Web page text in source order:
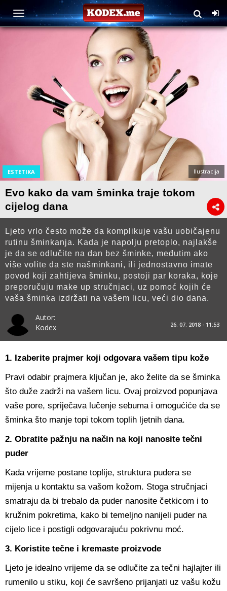
ESTETIKA Ilustracija
Evo kako da vam šminka traje tokom
cijelog dana
Ljeto vrlo često može da komplikuje vašu uobičajenu
rutinu šminkanja. Kada je napolju pretoplo, najlakše
je da se odlučite na dan bez šminke, međutim ako
više volite da ste našminkani, ili jednostavno imate
povod koji zahtijeva šminku, postoji par koraka, koje
preporučuju make up stručnjaci, uz pomoć kojih će
vaša šminka izdržati na vašem licu, veći dio dana.
Autor:
Kodex
26. 07. 2018 - 11:53
1. Izaberite prajmer koji odgovara vašem tipu kože
Pravi odabir prajmera ključan je, ako želite da se šminka
što duže zadrži na vašem licu. Ovaj proizvod popunjava
vaše pore, spriječava lučenje sebuma i omogućiće da se
šminka što manje topi tokom toplih ljetnih dana.
2. Obratite pažnju na način na koji nanosite tečni
puder
Kada vrijeme postane toplije, struktura pudera se
mijenja u kontaktu sa vašom kožom. Stoga stručnjaci
smatraju da bi trebalo da puder nanosite četkicom i to
kružnim pokretima, kako bi temeljno nanijeli puder na
cijelo lice i postigli odgovarajuću pokrivnu moć.
3. Koristite tečne i kremaste proizvode
Ljeto je idealno vrijeme da se odlučite za tečni hajlajter ili
rumenilo u stiku, koji će savršeno prijanjati uz vašu kožu